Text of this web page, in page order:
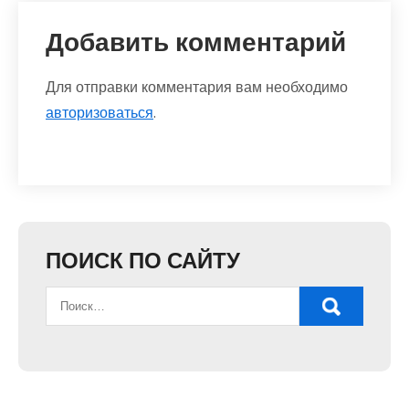
Добавить комментарий
Для отправки комментария вам необходимо
авторизоваться.
ПОИСК ПО САЙТУ